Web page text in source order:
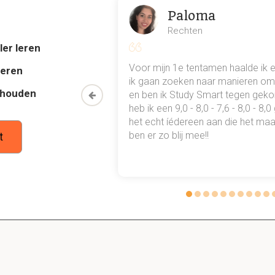
hoe social media de maatschappij heeft beïnvloed
de communicatie tussen vrienden en families veranderd.
gedeeld/kennis word wereldwijd gedeeld en verspreid
versterkt, mensen delen elkaars auto, huis etc.
zaken worden sneller kenbaar gemaakt. (voice of the
waar ongewenste zaken worden gedeeld en verspreid.
kan leiden tot verlaagde schoolprestaties bij studenten.
leren
mn
een heel
gewoon
Paloma
Rechten
Voor mijn 1e tentamen haalde ik
ik gaan zoeken naar manieren
en ben ik Study Smart tegen
heb ik een 9,0 - 8,0 - 7,6 - 8,0 -
het echt íédereen aan die het
ben er zo blij mee!!